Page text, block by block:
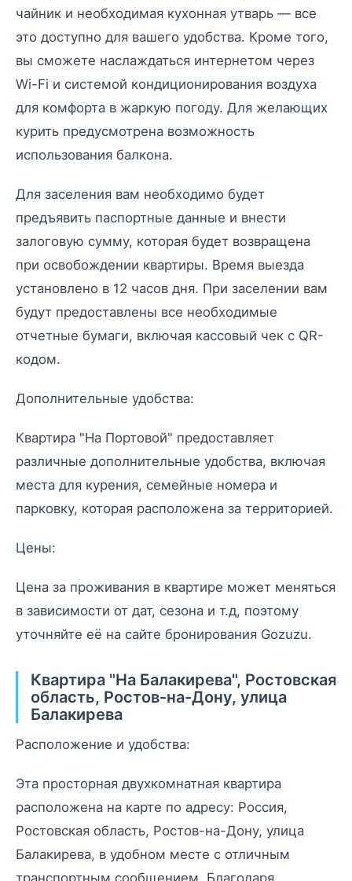
чайник и необходимая кухонная утварь — все
это доступно для вашего удобства. Кроме того,
вы сможете наслаждаться интернетом через
Wi-Fi и системой кондиционирования воздуха
для комфорта в жаркую погоду. Для желающих
курить предусмотрена возможность
использования балкона.
Для заселения вам необходимо будет
предъявить паспортные данные и внести
залоговую сумму, которая будет возвращена
при освобождении квартиры. Время выезда
установлено в 12 часов дня. При заселении вам
будут предоставлены все необходимые
отчетные бумаги, включая кассовый чек с QR-
кодом.
Дополнительные удобства:
Квартира "На Портовой" предоставляет
различные дополнительные удобства, включая
места для курения, семейные номера и
парковку, которая расположена за территорией.
Цены:
Цена за проживания в квартире может меняться
в зависимости от дат, сезона и т.д, поэтому
уточняйте её на сайте бронирования Gozuzu.
Квартира "На Балакирева", Ростовская
область, Ростов-на-Дону, улица
Балакирева
Расположение и удобства:
Эта просторная двухкомнатная квартира
расположена на карте по адресу: Россия,
Ростовская область, Ростов-на-Дону, улица
Балакирева, в удобном месте с отличным
транспортным сообщением. Благодаря